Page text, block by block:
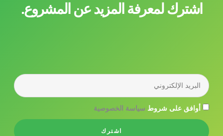
اشترك لمعرفة المزيد عن المشروع.
أوافق على شروط سياسة الخصوصية
اشترك